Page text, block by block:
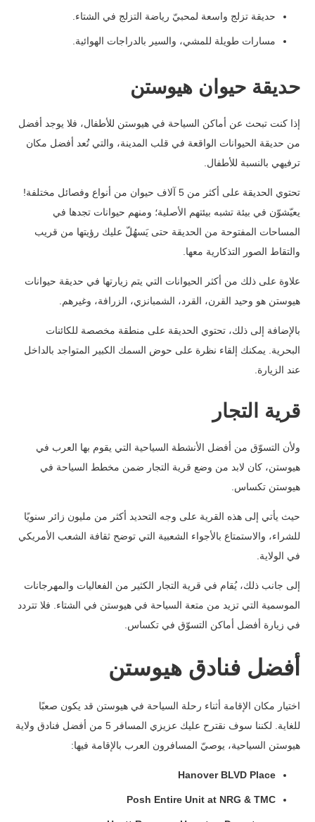
حديقة تزلج واسعة لمحبيّ رياضة التزلج في الشتاء.
مسارات طويلة للمشي، والسير بالدراجات الهوائية.
حديقة حيوان هيوستن
إذا كنت تبحث عن أماكن السياحة في هيوستن للأطفال، فلا يوجد أفضل
من حديقة الحيوانات الواقعة في قلب المدينة، والتي تُعد أفضل مكان
ترفيهي بالنسبة للأطفال.
تحتوي الحديقة على أكثر من 5 آلاف حيوان من أنواع وفصائل مختلفة!
يعيّشوّن في بيئة تشبه بيئتهم الأصلية؛ ومنهم حيوانات تجدها في
المساحات المفتوحة من الحديقة حتى يَسهُلّ عليك رؤيتها من قريب
والتقاط الصور التذكارية معها.
علاوة على ذلك من أكثر الحيوانات التي يتم زيارتها في حديقة حيوانات
هيوستن هو وحيد القرن، القرد، الشمبانزي، الزرافة، وغيرهم.
بالإضافة إلى ذلك، تحتوي الحديقة على منطقة مخصصة للكائنات
البحرية. يمكنك إلقاء نظرة على حوض السمك الكبير المتواجد بالداخل
عند الزيارة.
قرية التجار
ولأن التسوّق من أفضل الأنشطة السياحية التي يقوم بها العرب في
هيوستن، كان لابد من وضع قرية التجار ضمن مخطط السياحة في
هيوستن تكساس.
حيث يأتي إلى هذه القرية على وجه التحديد أكثر من مليون زائر سنويًا
للشراء، والاستمتاع بالأجواء الشعبية التي توضح ثقافة الشعب الأمريكي
في الولاية.
إلى جانب ذلك، يُقام في قرية التجار الكثير من الفعاليات والمهرجانات
الموسمية التي تزيد من متعة السياحة في هيوستن في الشتاء. فلا تتردد
في زيارة أفضل أماكن التسوّق في تكساس.
أفضل فنادق هيوستن
اختيار مكان الإقامة أثناء رحلة السياحة في هيوستن قد يكون صعبًا
للغاية. لكننا سوف نقترح عليك عزيزي المسافر 5 من أفضل فنادق ولاية
هيوستن السياحية، يوصيّ المسافرون العرب بالإقامة فيها:
Hanover BLVD Place
Posh Entire Unit at NRG & TMC